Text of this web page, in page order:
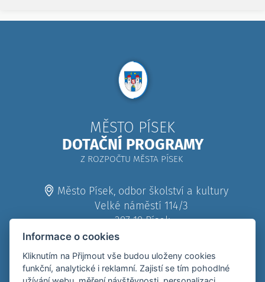
MĚSTO PÍSEK
DOTAČNÍ PROGRAMY
Z ROZPOČTU MĚSTA PÍSEK
Město Písek, odbor školství a kultury
Velké náměstí 114/3
397 19 Písek
382 330 111
382 330 555
Informace o cookies
Kliknutím na Přijmout vše budou uloženy cookies
funkční, analytické i reklamní. Zajistí se tím pohodlné